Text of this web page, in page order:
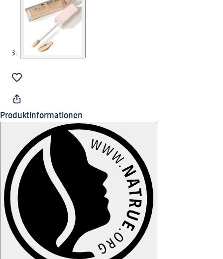
Produktinformationen